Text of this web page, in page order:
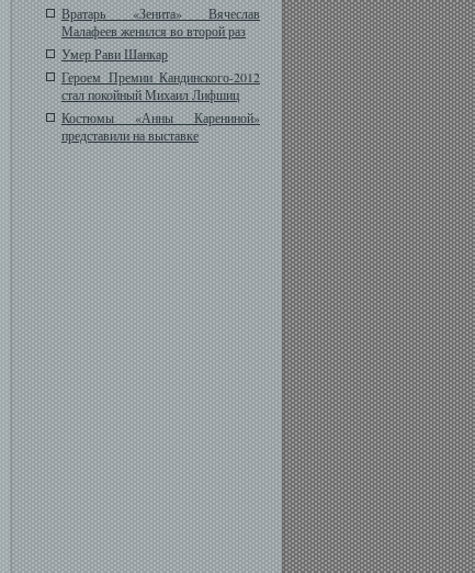
Вратарь «Зенита» Вячеслав
Малафеев женился во второй раз
Умер Рави Шанкар
Героем Премии Кандинского-2012
стал покойный Михаил Лифшиц
Костюмы «Анны Карениной»
представили на выставке